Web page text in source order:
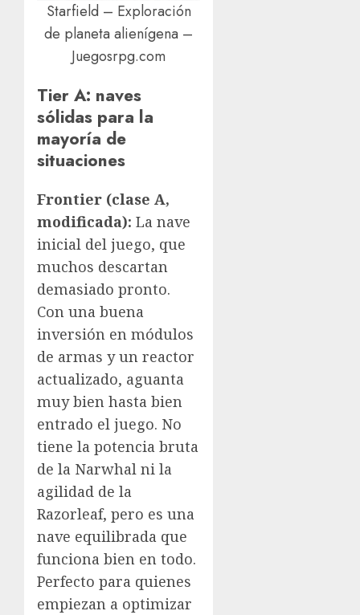
Starfield – Exploración
de planeta alienígena –
Juegosrpg.com
Tier A: naves
sólidas para la
mayoría de
situaciones
Frontier (clase A,
modificada): La nave
inicial del juego, que
muchos descartan
demasiado pronto.
Con una buena
inversión en módulos
de armas y un reactor
actualizado, aguanta
muy bien hasta bien
entrado el juego. No
tiene la potencia bruta
de la Narwhal ni la
agilidad de la
Razorleaf, pero es una
nave equilibrada que
funciona bien en todo.
Perfecto para quienes
empiezan a optimizar